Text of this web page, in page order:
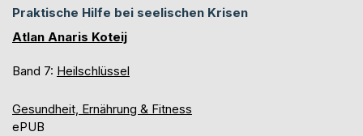
Praktische Hilfe bei seelischen Krisen
Atlan Anaris Koteij
Band 7: Heilschlüssel
Gesundheit, Ernährung & Fitness
ePUB